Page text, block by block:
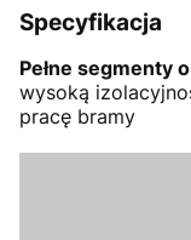
Specyfikacja
Pełne segmenty
wysoką
pracę bramy